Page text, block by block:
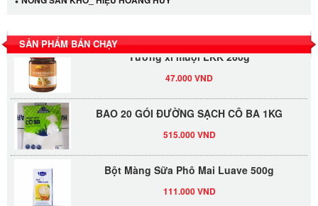
SẢN PHẨM BÁN CHẠY Tương xí muội LKK 260g
BAO 20 GÓI ĐƯỜNG SẠCH CÔ BA 1KG